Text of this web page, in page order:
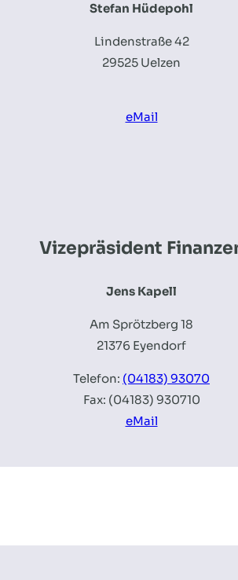
Stefan Hüdepohl
Lindenstraße 42
29525 Uelzen
eMail
Vizepräsident
Jens Kapell
Am Sprötzberg 18
21376 Eyendorf
Telefon: (04183) 93070
Fax: (04183) 930710
eMail